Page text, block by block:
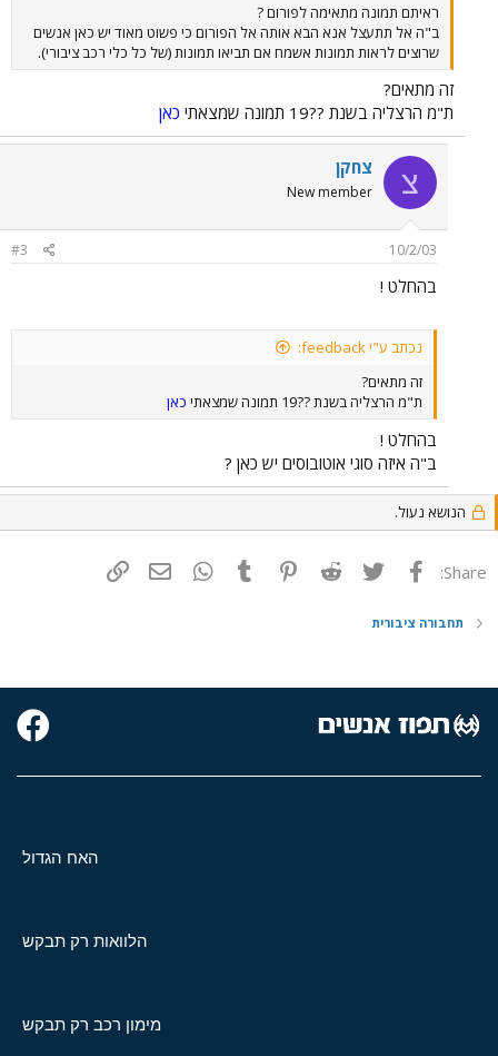
ראיתם תמונה מתאימה לפורום ?
ב"ה אל תתעצל אנא הבא אותה אל הפורום כי פשוט מאוד יש כאן אנשים
שרוצים לראות תמונות אשמח אם תביאו תמונות (של כל כלי רכב ציבורי).
זה מתאים?
ת"מ הרצליה בשנת ??19 תמונה שמצאתי
כאן
צ צחקן
New member
10/2/03
#3
בהחלט !
נכתב ע"י feedback:
זה מתאים?
ת"מ הרצליה בשנת ??19 תמונה שמצאתי
כאן
בהחלט !
ב"ה איזה סוגי אוטובוסים יש כאן ?
הנושא נעול.
Share: פייסבוק Twitter
Reddit
Pinterest
Tumblr
WhatsAppדואר אלקטרוני
תחבורה ציבורית
האח הגדול
הלוואות רק תבקש
מימון רכב רק תבקש